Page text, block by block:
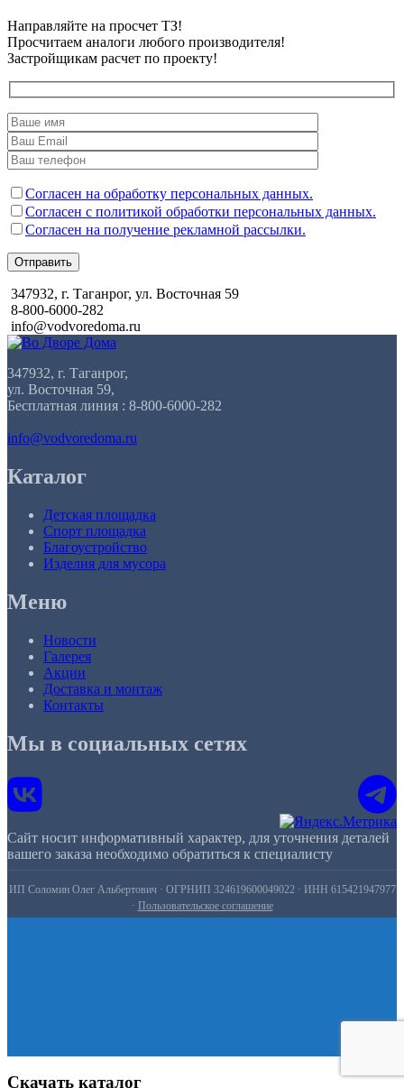
Направляйте на просчет ТЗ!
Просчитаем аналоги любого производителя!
Застройщикам расчет по проекту!
Согласен на обработку персональных данных.
Согласен с политикой обработки персональных данных.
Согласен на получение рекламной рассылки.
Отправить
347932, г. Таганрог, ул. Восточная 59
8-800-6000-282
info@vodvoredoma.ru
347932, г. Таганрог,
ул. Восточная 59,
Бесплатная линия : 8-800-6000-282
info@vodvoredoma.ru
Каталог
Детская площадка
Спорт площадка
Благоустройство
Изделия для мусора
Меню
Новости
Галерея
Акции
Доставка и монтаж
Контакты
Мы в социальных сетях
Сайт носит информативный характер, для уточнения деталей
вашего заказа необходимо обратиться к специалисту
ИП Соломин Олег Альбертович · ОГРНИП 324619600049022 · ИНН 615421947977
· Пользовательское соглашение
Скачать каталог